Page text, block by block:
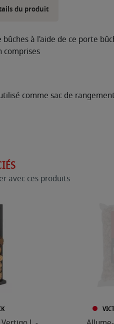
du produit
bûches à l'aide de ce porte
comprises
comme sac de rangement
avec ces produits